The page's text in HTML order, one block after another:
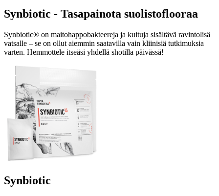
Synbiotic - Tasapainota suolistoflooraa
Synbiotic® on maitohappobakteereja ja kuituja sisältävä ravintolisä
vatsalle – se on ollut aiemmin saatavilla vain kliinisiä tutkimuksia
varten. Hemmottele itseäsi yhdellä shotilla päivässä!
Synbiotic